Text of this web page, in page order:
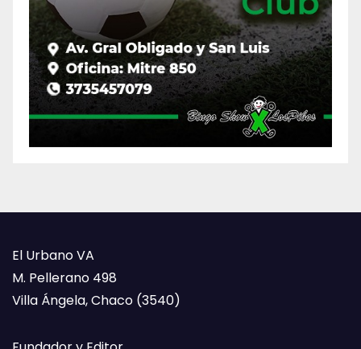
El Urbano VA
M. Pellerano 498
Villa Ángela, Chaco (3540)